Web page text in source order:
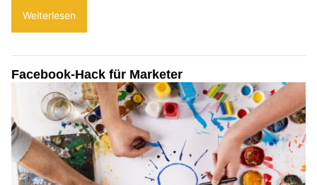
Weiterlesen
Facebook-Hack für Marketer